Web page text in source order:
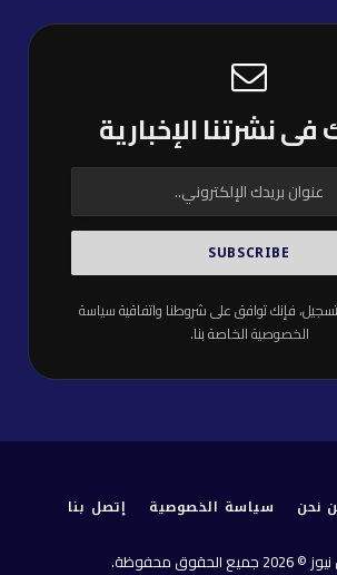
نشرتنا الإخبارية
فإنك توافق على شروطنا واتفاقيةسياسة
الخصوصيةالخاصة بنا.
نحن سياسة الخصوصية إتصل بنا
الحقوق محفوظة.